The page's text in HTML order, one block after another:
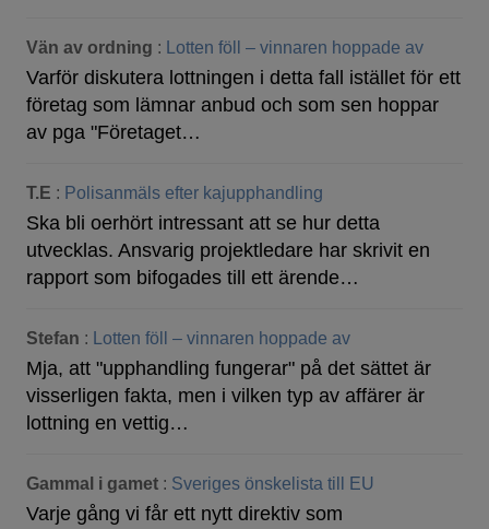
Vän av ordning : Lotten föll – vinnaren hoppade av
Varför diskutera lottningen i detta fall istället för ett
företag som lämnar anbud och som sen hoppar
av pga "Företaget…
T.E : Polisanmäls efter kajupphandling
Ska bli oerhört intressant att se hur detta
utvecklas. Ansvarig projektledare har skrivit en
rapport som bifogades till ett ärende…
Stefan : Lotten föll – vinnaren hoppade av
Mja, att "upphandling fungerar" på det sättet är
visserligen fakta, men i vilken typ av affärer är
lottning en vettig…
Gammal i gamet : Sveriges önskelista till EU
Varje gång vi får ett nytt direktiv som